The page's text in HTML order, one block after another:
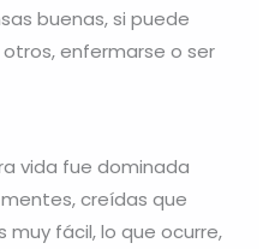
buenas, si puede
enfermarse o ser
vida fue dominada
creídas que
muy fácil, lo que ocurre,